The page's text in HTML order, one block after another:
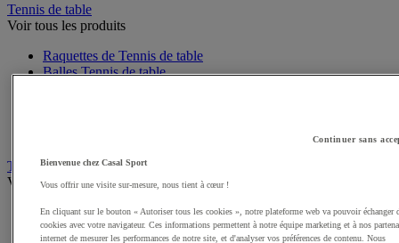
Tennis de table
Voir tous les produits
Raquettes de Tennis de table
Balles Tennis de table
Tennis
Voir tous les produits
Raquette de Tennis
Balles de Tennis
Continuer sans
Bienvenue chez Casal Sport
Vous offrir une visite sur-mesure, nous tient à cœur !
En cliquant sur le bouton « Autoriser tous les cookies », notre plateforme web va pouvoir échanger
cookies avec votre navigateur. Ces informations permettent à notre équipe marketing et à nos
internet de mesurer les performances de notre site, et d'analyser vos préférences de contenu. Nous